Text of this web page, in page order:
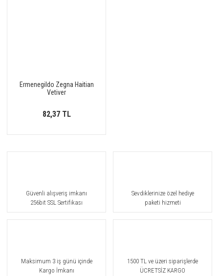
Ermenegildo Zegna Haitian
Vetiver
82,37 TL
Güvenli alışveriş imkanı
256bit SSL Sertifikası
Sevdiklerinize özel hediye
paketi hizmeti
Maksimum 3 iş günü içinde
Kargo İmkanı
1500 TL ve üzeri siparişlerde
ÜCRETSİZ KARGO